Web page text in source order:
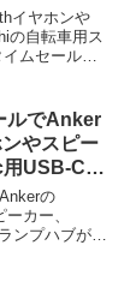
イヤホンや
の自転車用ス
ムセールが
ルでAnker
やスピー
USB-Cク
格で販売
の
カー、
ンプハブが特